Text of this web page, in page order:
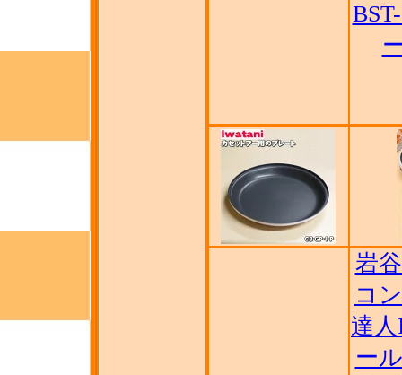
岩
コ
達
ー